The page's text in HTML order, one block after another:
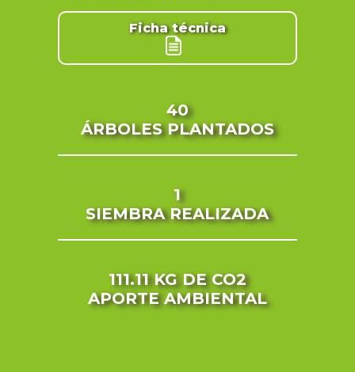
Ficha técnica
40
ÁRBOLES PLANTADOS
1
SIEMBRA REALIZADA
111.11 KGDE CO2
APORTE AMBIENTAL